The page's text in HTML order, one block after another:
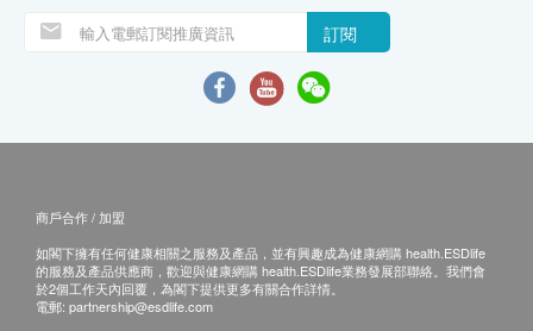
訂閱
商戶合作 / 加盟
如閣下擁有任何健康相關之服務及產品，並有興趣成為健康網購 health.ESDlife
的服務及產品供應商，歡迎與健康網購 health.ESDlife業務發展部聯絡。我們會
於2個工作天內回覆，為閣下提供更多有關合作詳情。
電郵: partnership@esdlife.com